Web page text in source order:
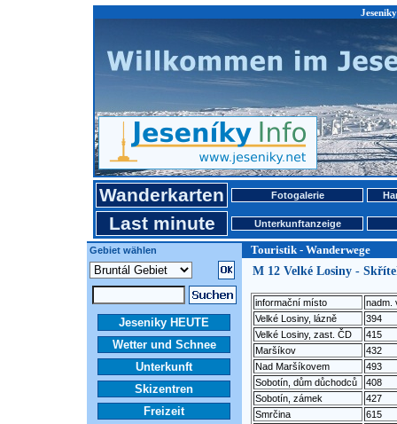
Wanderkarten Fotogalerie
Last minute Unterkunftanzeige
Gebiet wählen Touristik - Wanderwege
Jeseniky HEUTE
Wetter und Schnee
Unterkunft
Skizentren
Freizeit
M 12 Velké Losiny -
informační místo
nadm.
Velké Losiny, lázně
394
Velké Losiny, zast. ČD
415
Maršíkov
432
Nad Maršíkovem
493
Sobotín, dům důchodců
408
Sobotín, zámek
427
Smrčina
615